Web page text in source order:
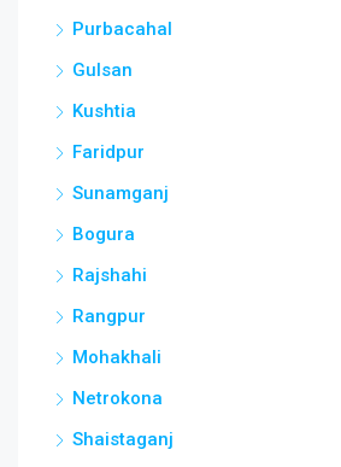
Purbacahal
Gulsan
Kushtia
Faridpur
Sunamganj
Bogura
Rajshahi
Rangpur
Mohakhali
Netrokona
Shaistaganj